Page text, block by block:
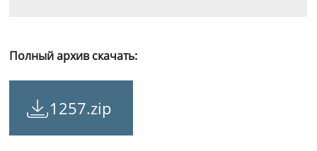
Полный архив скачать:
1257.zip